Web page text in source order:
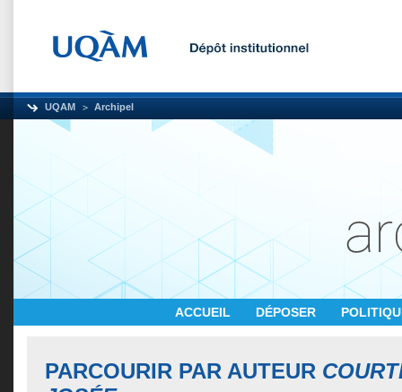
UQAM Archipel
ACCUEIL DÉPOSER
PARCOURIR PAR AUTEUR